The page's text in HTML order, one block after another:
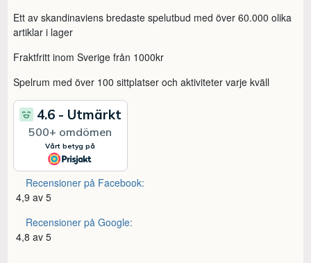
Ett av skandinaviens bredaste spelutbud med över 60.000 olika
artiklar i lager
Fraktfritt inom Sverige från 1000kr
Spelrum med över 100 sittplatser och aktiviteter varje kväll
Recensioner på Facebook:
4,9 av 5
Recensioner på Google:
4,8 av 5